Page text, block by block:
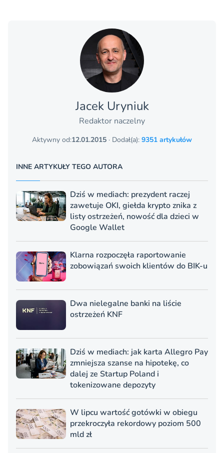
Jacek Uryniuk
Redaktor naczelny
Aktywny od:12.01.2015 · Dodał(a): 9351 artykułów
INNE ARTYKUŁY TEGO AUTORA
Dziś w mediach: prezydent raczej
zawetuje OKI, giełda krypto znika z
listy ostrzeżeń, nowość dla dzieci w
Google Wallet
Klarna rozpoczęła raportowanie
zobowiązań swoich klientów do BIK-u
Dwa nielegalne banki na liście
ostrzeżeń KNF
Dziś w mediach: jak karta Allegro Pay
zmniejsza szanse na hipotekę, co
dalej ze Startup Poland i
tokenizowane depozyty
W lipcu wartość gotówki w obiegu
przekroczyła rekordowy poziom 500
mld zł